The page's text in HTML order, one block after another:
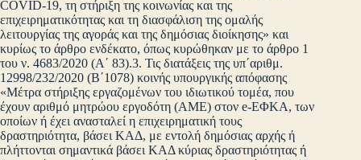
COVID-19, τη στήριξη της κοινωνίας και της
επιχειρηματικότητας και τη διασφάλιση της ομαλής
λειτουργίας της αγοράς και της δημόσιας διοίκησης» και
κυρίως το άρθρο ενδέκατο, όπως κυρώθηκαν με το άρθρο 1
του ν. 4683/2020 (Α΄ 83).3. Τις διατάξεις της υπ΄αριθμ.
12998/232/2020 (Β΄1078) κοινής υπουργικής απόφασης
«Μέτρα στήριξης εργαζομένων του ιδιωτικού τομέα, που
έχουν αριθμό μητρώου εργοδότη (ΑΜΕ) στον e-ΕΦΚΑ, των
οποίων ή έχει ανασταλεί η επιχειρηματική τους
δραστηριότητα, βάσει ΚΑΔ, με εντολή δημόσιας αρχής ή
πλήττονται σημαντικά βάσει ΚΑΔ κύριας δραστηριότητας ή